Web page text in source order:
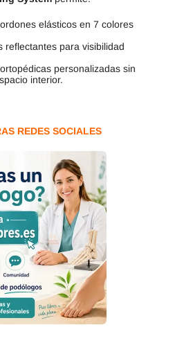
elásticos en 7 colores
reflectantes para visibilidad
personalizadas sin
interior.
REDES SOCIALES